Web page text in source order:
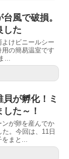
風で破損。
した
けビニールシー
用の簡易温室です
...
が孵化！ミ
た～！
が卵を産んでか
。今回は、11日
をまと...